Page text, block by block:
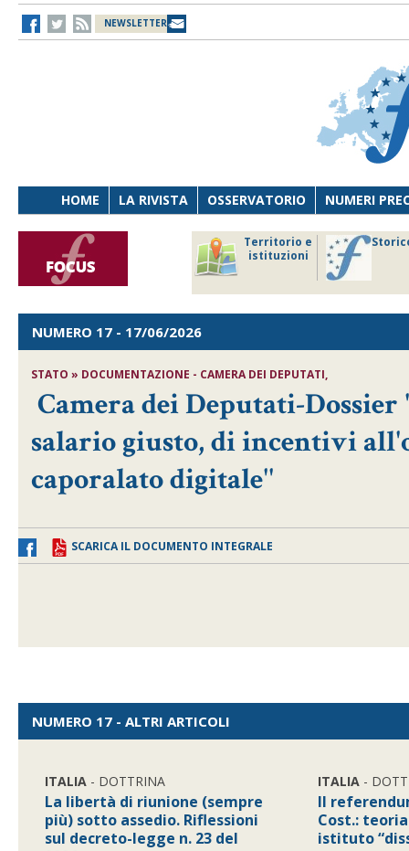
NEWSLETTER
HOME LA RIVISTA OSSERVATORIO NUMERI
Territorio e
istituzioni
NUMERO 17 - 17/06/2026
STATO » DOCUMENTAZIONE - CAMERA DEI DEPUTATI,
Camera dei Deputati-
salario giusto, di incentivi
caporalato digitale''
SCARICA IL DOCUMENTO INTEGRALE
NUMERO 17 - ALTRI ARTICOLI
ITALIA - DOTTRINA
La libertà di riunione (sempre
più) sotto assedio. Riflessioni
sul decreto-legge n. 23 del
ITALIA -
Il
Cost.:
istituto